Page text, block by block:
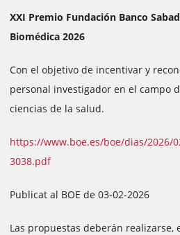
XXI Premio Fundación Banco
Biomédica 2026
Con el objetivo de incentivar y
personal investigador en el campo
ciencias de la salud.
https://www.boe.es/boe/dias/2026/
3038.pdf
Publicat al BOE de 03-02-2026
Las propuestas deberán realizarse,